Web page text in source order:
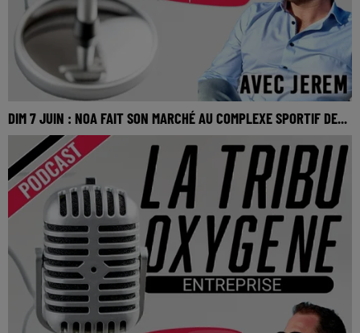
DIM 7 JUIN : NOA FAIT SON MARCHÉ AU COMPLEXE SPORTIF DE...
DIM 7 JUIN : Noa fait son Marché au complexe sportif de
Saint-Martin-du-Bois